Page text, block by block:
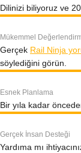
Dilinizi biliyoruz ve
Mükemmel
Gerçek Rail Ninja
söylediğini görün.
Esnek Planlama
Bir yıla kadar
Gerçek İnsan Desteği
Yardıma mı